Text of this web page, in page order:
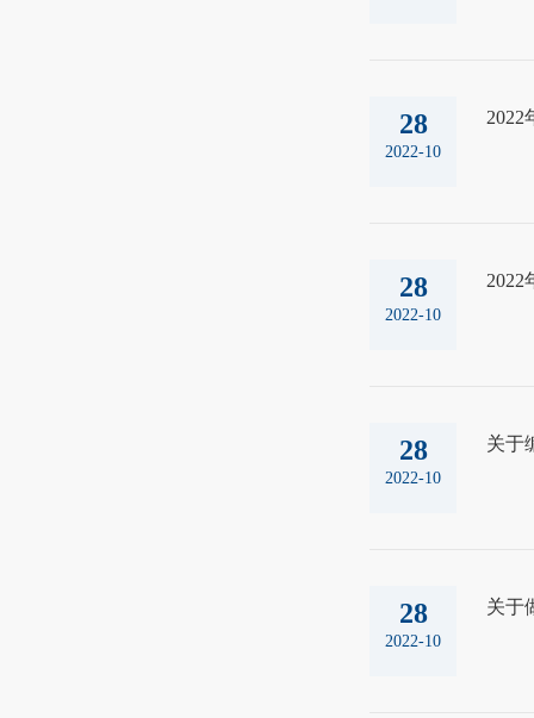
28
2022-10
2022
28
2022-10
2022
28
2022-10
关于
28
2022-10
关于